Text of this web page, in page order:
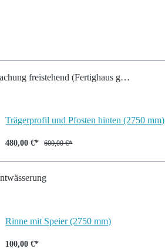
freistehend (Fertighaus geeignet)
Trägerprofil und Pfosten hinten (2750 mm)
480,00 €* 600,00 €*
Rinne mit Speier (2750 mm)
100,00 €*